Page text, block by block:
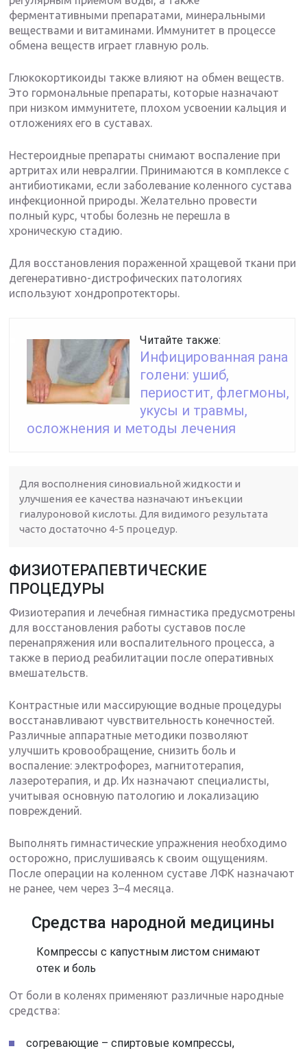
ферментативными препаратами, минеральными
веществами и витаминами. Иммунитет в процессе
обмена веществ играет главную роль.
Глюкокортикоиды также влияют на обмен веществ.
Это гормональные препараты, которые назначают
при низком иммунитете, плохом усвоении кальция и
отложениях его в суставах.
Нестероидные препараты снимают воспаление при
артритах или невралгии. Принимаются в комплексе с
антибиотиками, если заболевание коленного сустава
инфекционной природы. Желательно провести
полный курс, чтобы болезнь не перешла в
хроническую стадию.
Для восстановления пораженной хращевой ткани при
дегенеративно-дистрофических патологиях
используют хондропротекторы.
Читайте также:
Инфицированная рана
голени: ушиб,
периостит, флегмоны,
укусы и травмы,
осложнения и методы лечения
Для восполнения синовиальной жидкости и
улучшения ее качества назначают инъекции
гиалуроновой кислоты. Для видимого результата
часто достаточно 4-5 процедур.
ФИЗИОТЕРАПЕВТИЧЕСКИЕ
ПРОЦЕДУРЫ
Физиотерапия и лечебная гимнастика предусмотрены
для восстановления работы суставов после
перенапряжения или воспалительного процесса, а
также в период реабилитации после оперативных
вмешательств.
Контрастные или массирующие водные процедуры
восстанавливают чувствительность конечностей.
Различные аппаратные методики позволяют
улучшить кровообращение, снизить боль и
воспаление: электрофорез, магнитотерапия,
лазеротерапия, и др. Их назначают специалисты,
учитывая основную патологию и локализацию
повреждений.
Выполнять гимнастические упражнения необходимо
осторожно, прислушиваясь к своим ощущениям.
После операции на коленном суставе ЛФК назначают
не ранее, чем через 3–4 месяца.
Средства народной медицины
Компрессы с капустным листом снимают
отек и боль
От боли в коленях применяют различные народные
средства:
согревающие – спиртовые компрессы,